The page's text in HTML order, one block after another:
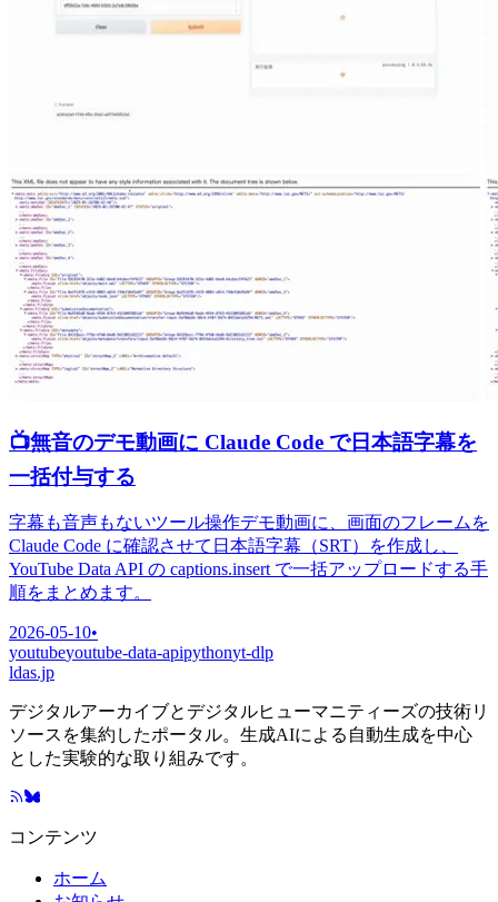
📺無音のデモ動画に Claude Code で日本語字幕を
一括付与する
字幕も音声もないツール操作デモ動画に、画面のフレームを
Claude Code に確認させて日本語字幕（SRT）を作成し、
YouTube Data API の captions.insert で一括アップロードする手
順をまとめます。
2026-05-10•
youtubeyoutube-data-apipythonyt-dlp
ldas.jp
デジタルアーカイブとデジタルヒューマニティーズの技術リ
ソースを集約したポータル。生成AIによる自動生成を中心
とした実験的な取り組みです。
コンテンツ
ホーム